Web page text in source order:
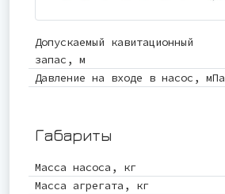
Допускаемый кавитационный
запас, м
Давление на входе в насос, мПа
Габариты
Масса насоса, кг
Масса агрегата, кг